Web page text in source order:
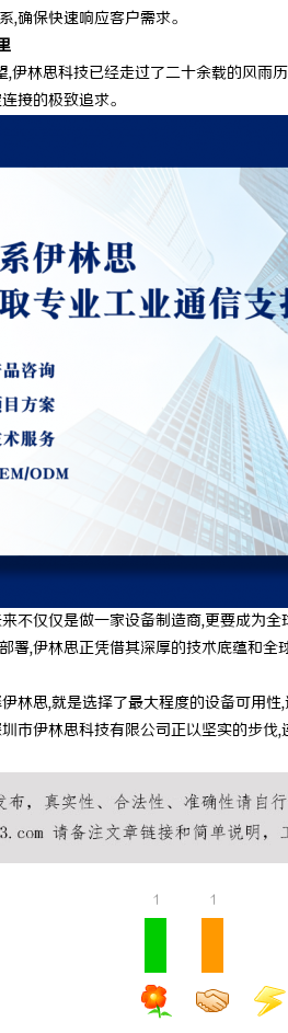
,确保快速响应客户需求。
伊林思科技已经走过了二十余载的风雨
接的极致追求。
不仅仅是做一家设备制造商,更要成为
署,伊林思正凭借其深厚的技术底蕴和
林思,就是选择了最大程度的设备可用
市伊林思科技有限公司正以坚实的步
1 1